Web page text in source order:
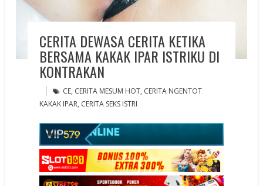
CERITA DEWASA CERITA KETIKA
BERSAMA KAKAK IPAR ISTRIKU DI
KONTRAKAN
CE, CERITA MESUM HOT, CERITA NGENTOT
KAKAK IPAR, CERITA SEKS ISTRI